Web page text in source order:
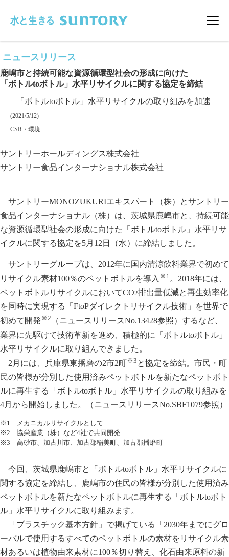
メ
ニュースリリース
鹿嶋市と持続可能な資源循環型社会の形成に向けた
「ボトルtoボトル」水平リサイクルに関する協定を締結
― 「ボトルtoボトル」水平リサイクルの取り組みを加速 ―
掲載日
(2021/5/12)
カテゴリー
CSR・環境
企業名
サントリーホールディングス株式会社
サントリー食品インターナショナル株式会社
サントリーMONOZUKURIエキスパート（株）とサントリー
食品インターナショナル（株）は、茨城県鹿嶋市と、持続可能
な資源循環型社会の形成に向けた「ボトルtoボトル」水平リサ
イクルに関する協定を5月12日（水）に締結しました。
サントリーグループは、2012年に国内清涼飲料業界で初めて
リサイクル素材100％のペットボトルを導入 ※1 。2018年には、
ペットボトルリサイクルにおいてCO2排出量低減と再生効率化
を同時に実現する「FtoPダイレクトリサイクル技術」を世界で
初めて開発 ※2 （ニュースリリースNo.13428参照 ）するなど、
業界に先駆けて技術革新を進め、積極的に「ボトルtoボトル」
水平リサイクルに取り組んできました。
2月には、兵庫県東播磨の2市2町※3 と協定を締結。市民・町
民の皆様が分別した使用済みペットボトルを新たなペットボト
ルに再生する「ボトルtoボトル」水平リサイクルの取り組みを
4月から開始しました。（ニュースリリースNo.SBF1079参照 ）
※1 メカニカルリサイクルとして
※2 協栄産業（株）など4社で共同開発
※3 高砂市、加古川市、加古郡稲美町、加古郡播磨町
今回、茨城県鹿嶋市と「ボトルtoボトル」水平リサイクルに
関する協定を締結し、鹿嶋市の住民の皆様が分別した使用済み
ペットボトルを新たなペットボトルに再生する「ボトルtoボト
ル」水平リサイクルに取り組みます。
「プラスチック基本方針」で掲げている「2030年までにグロ
ーバルで使用するすべてのペットボトルの素材をリサイクル素
材あるいは植物由来素材に100％切り替え、化石由来原料の新